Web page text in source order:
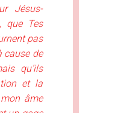
Jésus-
que Tes
pas
cause de
qu’ils
et la
âme